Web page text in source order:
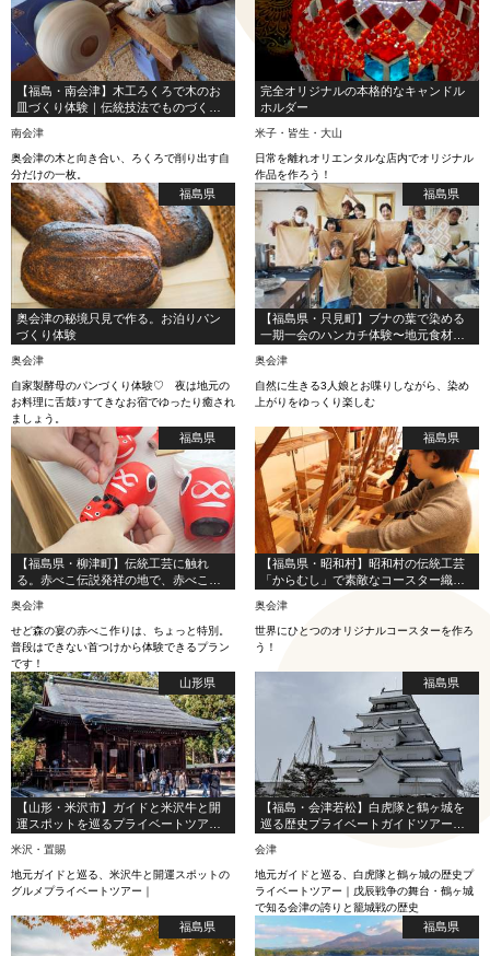
【福島・南会津】木工ろくろで木のお
皿づくり体験｜伝統技法でものづくり
南会津
奥会津の木と向き合い、ろくろで削り出す自
分だけの一枚。
完全オリジナルの本格的なキャンドル
ホルダー
米子・皆生・大山
日常を離れオリエンタルな店内でオリジナル
作品を作ろう！
福島県
奥会津の秘境只見で作る。お泊りパン
づくり体験
奥会津
自家製酵母のパンづくり体験♡ 夜は地元の
お料理に舌鼓♪すてきなお宿でゆったり癒され
ましょう。
福島県
【福島県・只見町】ブナの葉で染める
一期一会のハンカチ体験〜地元食材を
奥会津
自然に生きる3人娘とお喋りしながら、染め
上がりをゆっくり楽しむ
福島県
【福島県・柳津町】伝統工芸に触れ
る。赤べこ伝説発祥の地で、赤べこの
奥会津
せど森の宴の赤べこ作りは、ちょっと特別。
普段はできない首つけから体験できるプラン
です！
福島県
【福島県・昭和村】昭和村の伝統工芸
「からむし」で素敵なコースター織り
奥会津
世界にひとつのオリジナルコースターを作ろ
う！
山形県
【山形・米沢市】ガイドと米沢牛と開
運スポットを巡るプライベートツアー
米沢・置賜
地元ガイドと巡る、米沢牛と開運スポットの
グルメプライベートツアー｜
福島県
【福島・会津若松】白虎隊と鶴ヶ城を
巡る歴史プライベートガイドツアー｜
会津
地元ガイドと巡る、白虎隊と鶴ヶ城の歴史プ
ライベートツアー｜戊辰戦争の舞台・鶴ヶ城
で知る会津の誇りと籠城戦の歴史
福島県 福島県